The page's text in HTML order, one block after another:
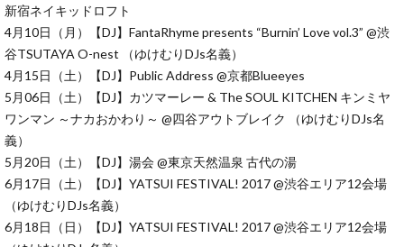
新宿ネイキッドロフト
4月10日（月）【DJ】FantaRhyme presents “Burnin’ Love vol.3” @渋
谷TSUTAYA O-nest （ゆけむりDJs名義）
4月15日（土）【DJ】Public Address @京都Blueeyes
5月06日（土）【DJ】カツマーレー & The SOUL KITCHEN キンミヤ
ワンマン ～ナカおかわり～ @四谷アウトブレイク （ゆけむりDJs名
義）
5月20日（土）【DJ】湯会 @東京天然温泉 古代の湯
6月17日（土）【DJ】YATSUI FESTIVAL! 2017 @渋谷エリア12会場
（ゆけむりDJs名義）
6月18日（日）【DJ】YATSUI FESTIVAL! 2017 @渋谷エリア12会場